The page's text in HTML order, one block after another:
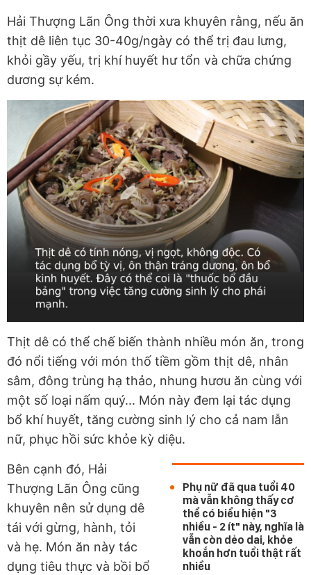
Hải Thượng Lãn Ông thời xưa khuyên rằng, nếu ăn
thịt dê liên tục 30-40g/ngày có thể trị đau lưng,
khỏi gầy yếu, trị khí huyết hư tổn và chữa chứng
dương sự kém.
Thịt dê có thể chế biến thành nhiều món ăn, trong
đó nổi tiếng với món thố tiềm gồm thịt dê, nhân
sâm, đông trùng hạ thảo, nhung hươu ăn cùng với
một số loại nấm quý... Món này đem lại tác dụng
bổ khí huyết, tăng cường sinh lý cho cả nam lẫn
nữ, phục hồi sức khỏe kỳ diệu.
Phụ nữ đã qua tuổi 40
mà vẫn không thấy cơ
thể có biểu hiện "3
nhiều - 2 ít" này, nghĩa là
vẫn còn dẻo dai, khỏe
khoắn hơn tuổi thật rất
nhiều
Bên cạnh đó, Hải
Thượng Lãn Ông cũng
khuyên nên sử dụng dê
tái với gừng, hành, tỏi
và hẹ. Món ăn này tác
dụng tiêu thực và bồi bổ